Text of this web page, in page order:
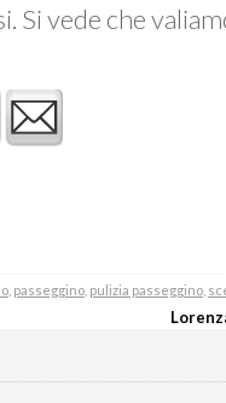
Si vede che
, passeggino, pulizia passeggino,